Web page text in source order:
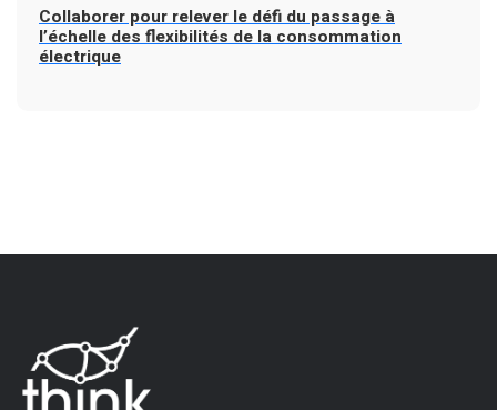
Collaborer pour relever le défi du passage à
l’échelle des flexibilités de la consommation
électrique